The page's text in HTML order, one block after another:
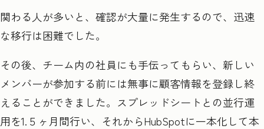
関わる人が多いと、確認が大量に発生するので、迅速
な移行は困難でした。
その後、チーム内の社員にも手伝ってもらい、新しい
メンバーが参加する前には無事に顧客情報を登録し終
えることができました。スプレッドシートとの並行運
用を1.５ヶ月間行い、それからHubSpotに一本化して本